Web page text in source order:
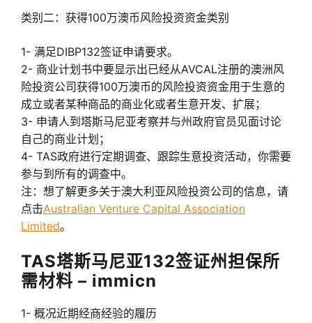
类别二：获得100万澳币风险投资资金类别
1- 满足DIBP132签证申请要求。
2- 商业计划书中要显示出已经从AVCAL注册的澳洲风
险投资公司获得100万澳币的风险投资资金用于生意的
成立或者某种商品的商业化或者生意开发、扩展；
3- 申请人到塔斯马尼亚考察并与州政府官员见面讨论
自己的商业计划；
4- TAS政府进行定期调查、跟踪生意投资活动，你需要
参与到所有的调查中。
注：想了解更多关于澳大利亚风险投资公司的信息，请
点击Australian Venture Capital Association
Limited。
TAS塔斯马尼亚132签证州担保所
需材料 – immicn
1- 概况近期经商经验的履历